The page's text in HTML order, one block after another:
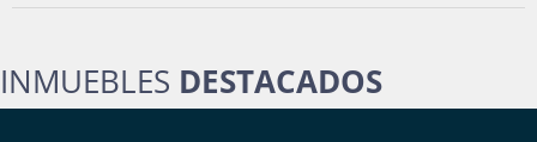
INMUEBLES DESTACADOS